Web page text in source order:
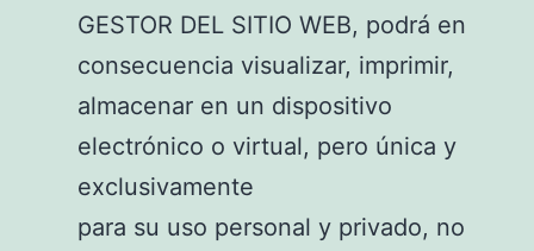
GESTOR DEL SITIO WEB, podrá en
consecuencia visualizar, imprimir,
almacenar en un dispositivo
electrónico o virtual, pero única y
exclusivamente
para su uso personal y privado, no